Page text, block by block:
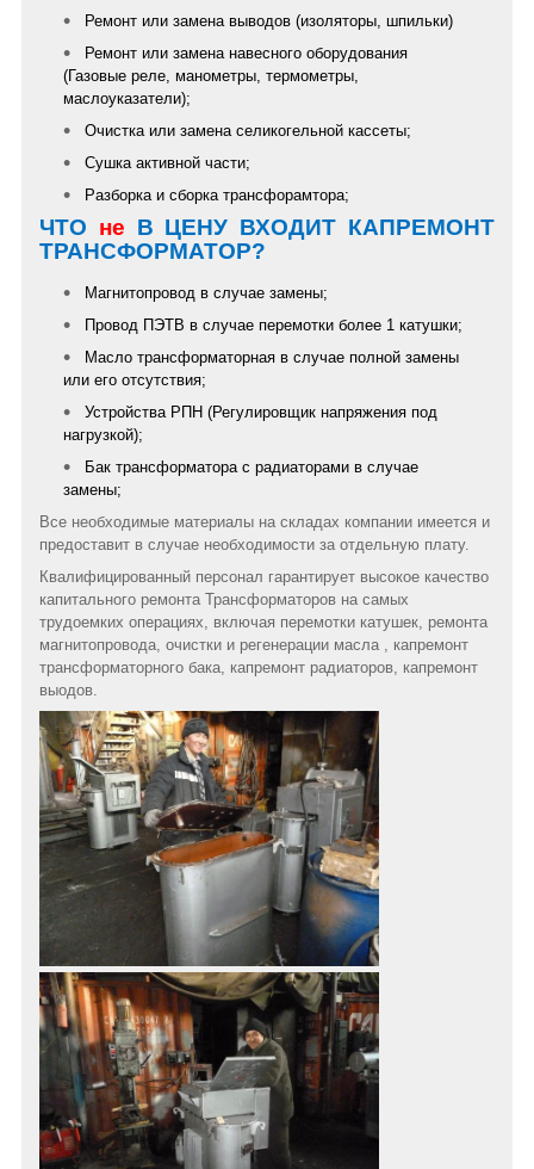
Ремонт или замена выводов (изоляторы, шпильки)
Ремонт или замена навесного оборудования
(Газовые реле, манометры, термометры,
маслоуказатели);
Очистка или замена селикогельной кассеты;
Сушка активной части;
Разборка и сборка трансфорамтора;
ЧТО не В ЦЕНУ ВХОДИТ КАПРЕМОНТ
ТРАНСФОРМАТОР?
Магнитопровод в случае замены;
Провод ПЭТВ в случае перемотки более 1 катушки;
Масло трансформаторная в случае полной замены
или его отсутствия;
Устройства РПН (Регулировщик напряжения под
нагрузкой);
Бак трансформатора с радиаторами в случае
замены;
Все необходимые материалы на складах компании имеется и
предоставит в случае необходимости за отдельную плату.
Квалифицированный персонал гарантирует высокое качество
капитального ремонта Трансформаторов на самых
трудоемких операциях, включая перемотки катушек, ремонта
магнитопровода, очистки и регенерации масла , капремонт
трансформаторного бака, капремонт радиаторов, капремонт
выодов.